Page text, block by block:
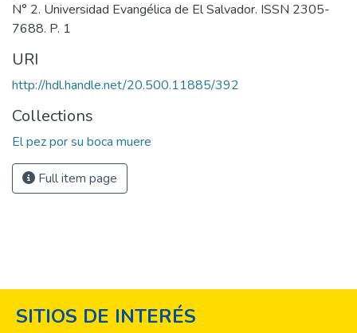
N° 2. Universidad Evangélica de El Salvador. ISSN 2305-
7688. P. 1
URI
http://hdl.handle.net/20.500.11885/392
Collections
El pez por su boca muere
Full item page
SITIOS DE INTERÉS